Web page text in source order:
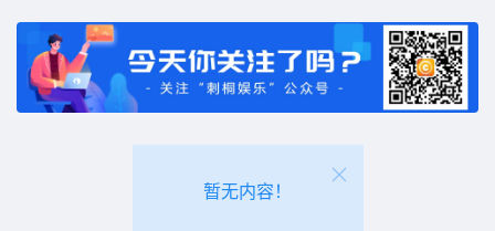
暂无内容！